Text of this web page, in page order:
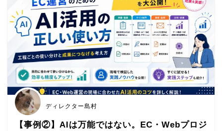
ディレクター島村
【事例②】AIは万能ではない。EC・Webプロジ